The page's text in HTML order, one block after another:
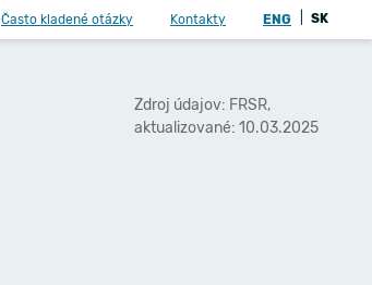
Často kladené otázky Kontakty ENG SK
Zdroj údajov: FRSR,
aktualizované: 10.03.2025